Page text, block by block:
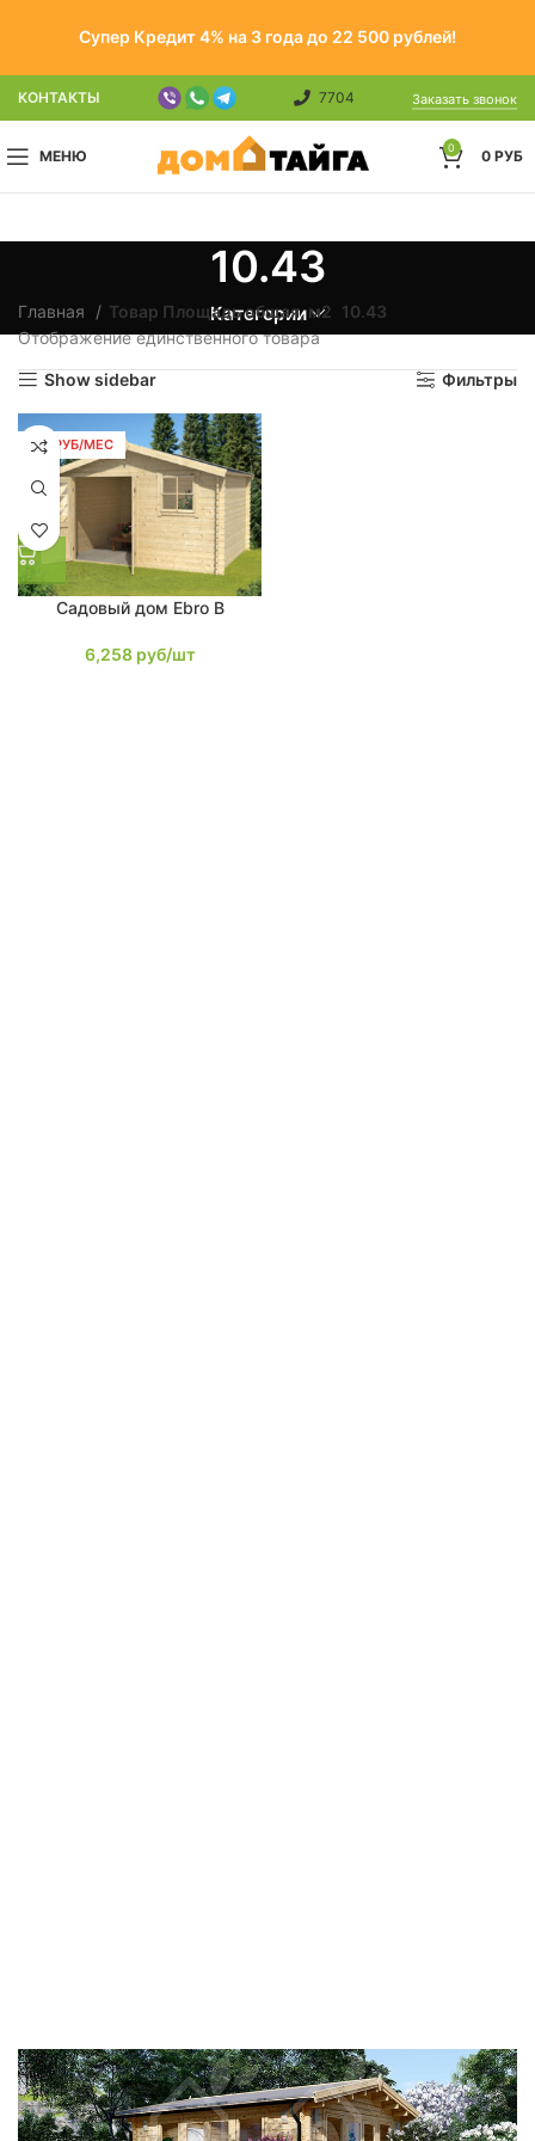
Супер Кредит 4% на 3 года до 22 500 рублей!
КОНТАКТЫ 7704 Заказать звонок
МЕНЮ 0 0 РУБ
10.43
Категории
Главная Товар Площадь общая, м2 10.43
Отображение единственного товара
Show sidebar Фильтры
119 РУБ/МЕС
Садовый дом Ebro B
6,258 руб/шт